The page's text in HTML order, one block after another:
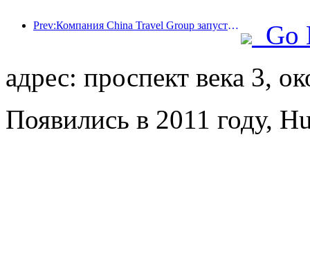
Prev:Компания China Travel Group запустила бренд 'China Travel Good Times' для расширения своего присутствия на рынке туризма для пожилых людей.
Go
адрес: проспект века 3,
Появились в 2011 году,